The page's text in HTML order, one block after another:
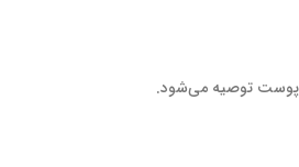
پوست توصیه می‌شود.